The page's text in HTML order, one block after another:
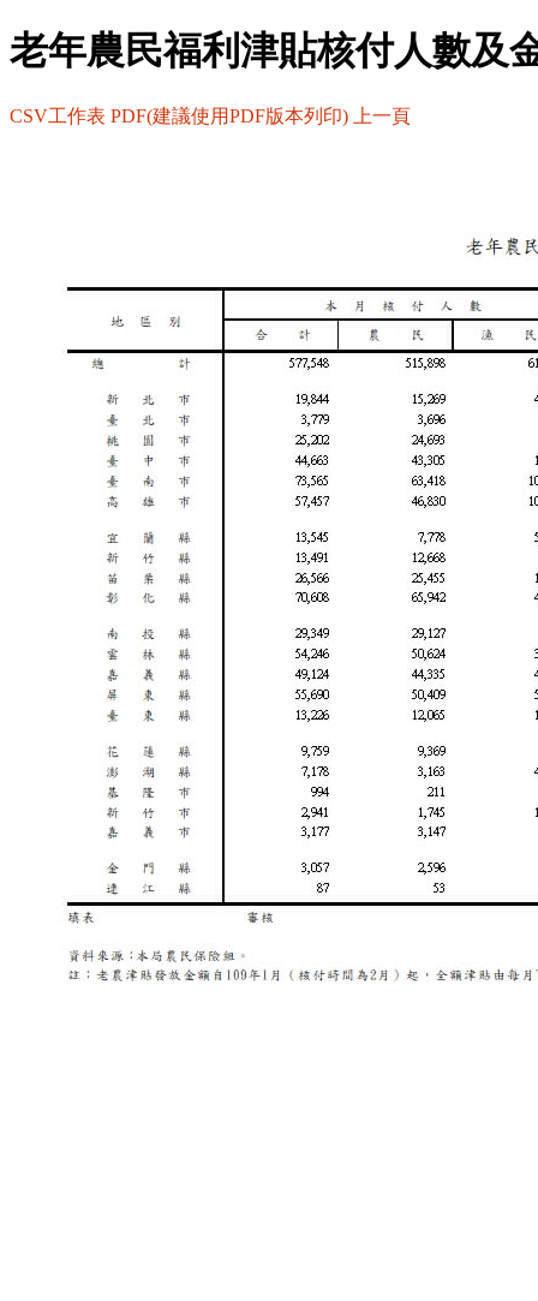
老年農民福利津貼核付人數及
CSV工作表 PDF(建議使用PDF版本列印) 上一頁